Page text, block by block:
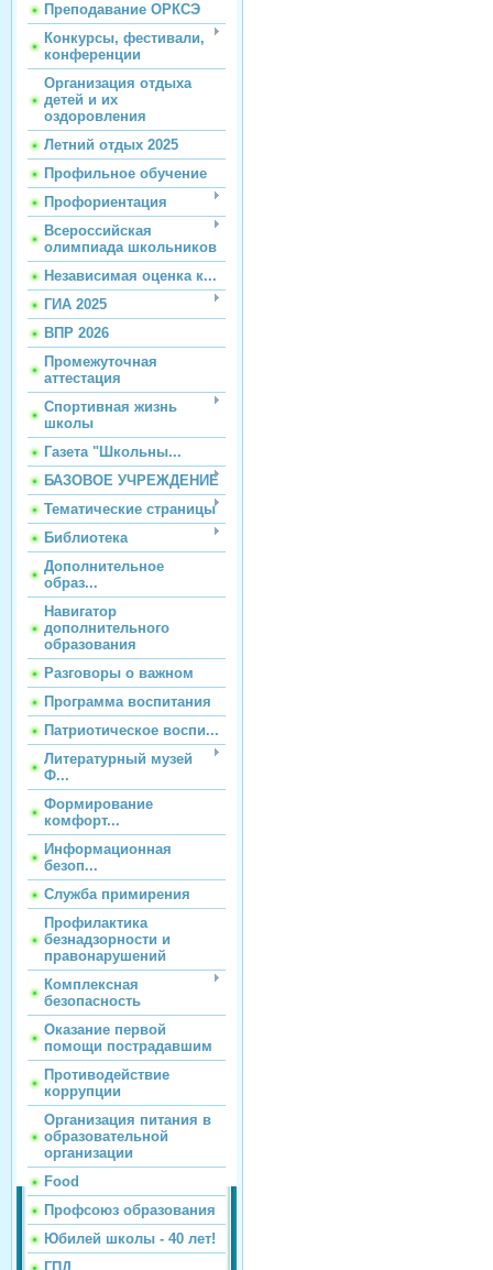
Преподавание ОРКСЭ
Конкурсы, фестивали,
конференции
Организация отдыха
детей и их
оздоровления
Летний отдых 2025
Профильное обучение
Профориентация
Всероссийская
олимпиада школьников
Независимая оценка к...
ГИА 2025
ВПР 2026
Промежуточная
аттестация
Спортивная жизнь
школы
Газета "Школьны...
БАЗОВОЕ УЧРЕЖДЕНИЕ
Тематические страницы
Библиотека
Дополнительное
образ...
Навигатор
дополнительного
образования
Разговоры о важном
Программа воспитания
Патриотическое воспи...
Литературный музей
Ф...
Формирование
комфорт...
Информационная
безоп...
Служба примирения
Профилактика
безнадзорности и
правонарушений
Комплексная
безопасность
Оказание первой
помощи пострадавшим
Противодействие
коррупции
Организация питания в
образовательной
организации
Food
Профсоюз образования
Юбилей школы - 40 лет!